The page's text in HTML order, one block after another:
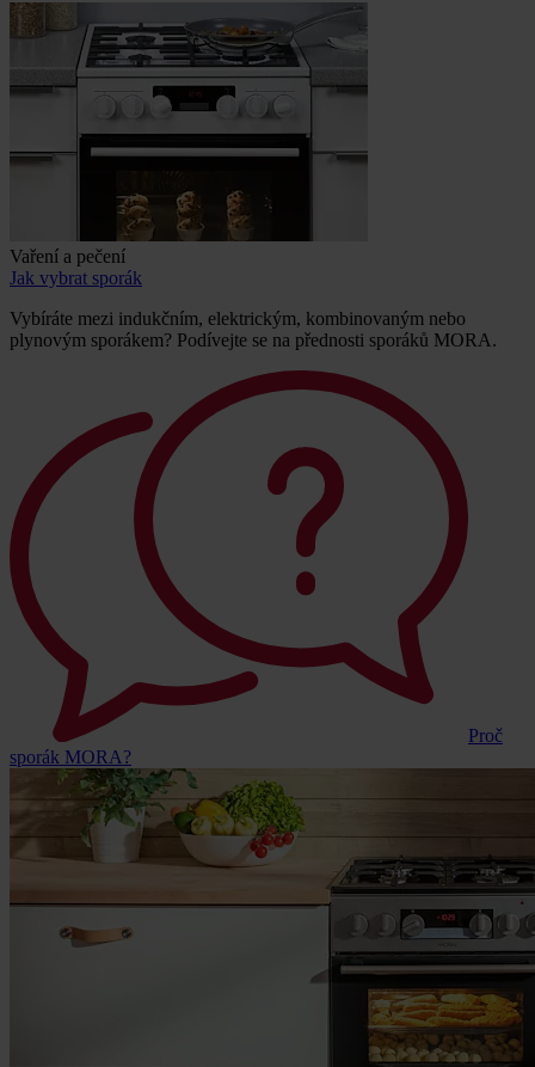
Vaření a pečení
Jak vybrat sporák
Vybíráte mezi indukčním, elektrickým, kombinovaným nebo
plynovým sporákem? Podívejte se na přednosti sporáků MORA.
Proč
sporák MORA?